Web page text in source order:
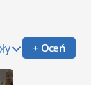
+ Oceń